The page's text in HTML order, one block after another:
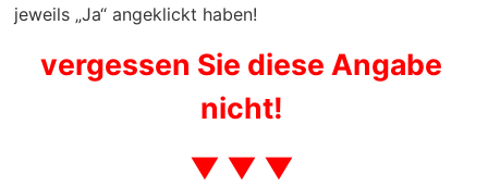
jeweils „Ja“ angeklickt haben!
vergessen Sie diese Angabe
nicht!
▼ ▼ ▼